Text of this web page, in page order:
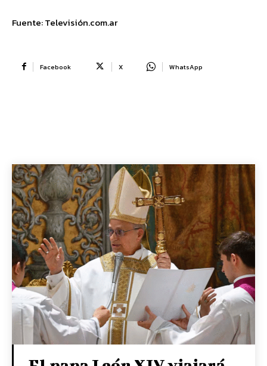
Fuente: Televisión.com.ar
Facebook X WhatsApp